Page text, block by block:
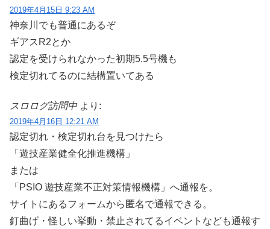
2019年4月15日 9:23 AM
神奈川でも普通にあるぞ
ギアスR2とか
認定を受けられなかった初期5.5号機も
検定切れてるのに結構置いてある
スロログ訪問中 より:
2019年4月16日 12:21 AM
認定切れ・検定切れ台を見つけたら
「遊技産業健全化推進機構」
または
「PSIO 遊技産業不正対策情報機構」へ通報を。
サイトにあるフォームから匿名で通報できる。
釘曲げ・怪しい挙動・禁止されてるイベントなども通報す